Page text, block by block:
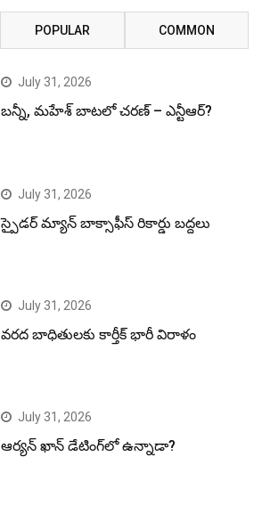
POPULAR COMMON
July 31, 2026
బన్నీ, మహేశ్ బాటలో చరణ్ – ఎన్టీఆర్?
July 31, 2026
స్పైడర్ మ్యాన్ బాక్సాఫీస్ రికార్డు బద్దలు
July 31, 2026
వరద బాధితులకు కార్తీక్ భారీ విరాళం
July 31, 2026
ఆర్యన్ ఖాన్ డేటింగ్‌లో ఉన్నాడా?